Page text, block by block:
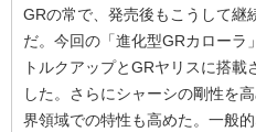
GRの常で、発売後もこうして継
だ。今回の「進化型GRカローラ
トルクアップとGRヤリスに搭
した。さらにシャーシの剛性を
界領域での特性も高めた。一般